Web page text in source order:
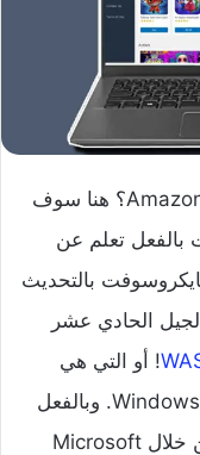
ما هي طريقة التحميل من Amazon appstore؟ هنا سوف
بالفعل تعلم عن
بالتحديث
الحادي عشر
! أو التي هي
اختصار لجملة Windows Android Subsystem. وبالفعل
عزيزي القارئ أنت قد حصلت عليها من خلال Microsoft